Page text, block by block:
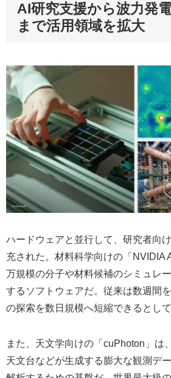
AI研究支援から波力発
まで活用領域を拡大
ハードウェアと並行して、研究者向
充された。材料科学向けの「NVIDIA
万規模の分子や材料候補のシミュレ
するソフトウェアだ。従来は数週間
の探索を数日規模へ短縮できるとして
また、天文学向けの「cuPhoton」は
天文台などが生成する膨大な観測デ